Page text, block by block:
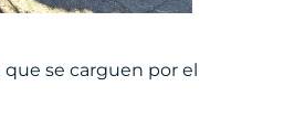
que se carguen por el